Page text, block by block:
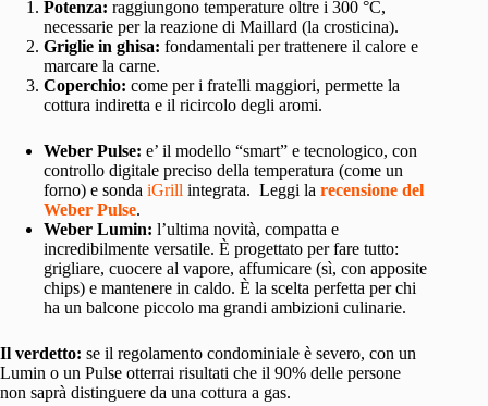
Potenza: raggiungono temperature oltre i 300 °C,
necessarie per la reazione di Maillard (la crosticina).
Griglie in ghisa: fondamentali per trattenere il calore e
marcare la carne.
Coperchio: come per i fratelli maggiori, permette la
cottura indiretta e il ricircolo degli aromi.
Weber Pulse: e’ il modello “smart” e tecnologico, con
controllo digitale preciso della temperatura (come un
forno) e sonda iGrill integrata. Leggi la recensione del
Weber Pulse.
Weber Lumin: l’ultima novità, compatta e
incredibilmente versatile. È progettato per fare tutto:
grigliare, cuocere al vapore, affumicare (sì, con apposite
chips) e mantenere in caldo. È la scelta perfetta per chi
ha un balcone piccolo ma grandi ambizioni culinarie.
Il verdetto: se il regolamento condominiale è severo, con un
Lumin o un Pulse otterrai risultati che il 90% delle persone
non saprà distinguere da una cottura a gas.